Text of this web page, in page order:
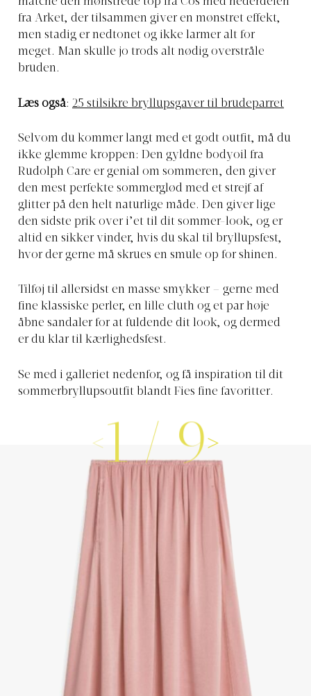
fra Arket, der tilsammen giver en mønstret effekt,
men stadig er nedtonet og ikke larmer alt for
meget. Man skulle jo trods alt nødig overstråle
bruden.
Læs også: 25 stilsikre bryllupsgaver til brudeparret
Selvom du kommer langt med et godt outfit, må du
ikke glemme kroppen: Den gyldne bodyoil fra
Rudolph Care er genial om sommeren, den giver
den mest perfekte sommerglød med et strejf af
glitter på den helt naturlige måde. Den giver lige
den sidste prik over i’et til dit sommer-look, og er
altid en sikker vinder, hvis du skal til bryllupsfest,
hvor der gerne må skrues en smule op for shinen.
Tilføj til allersidst en masse smykker – gerne med
fine klassiske perler, en lille cluth og et par høje
åbne sandaler for at fuldende dit look, og dermed
er du klar til kærlighedsfest.
Se med i galleriet nedenfor, og få inspiration til dit
sommerbryllupsoutfit blandt Fies fine favoritter.
1/9